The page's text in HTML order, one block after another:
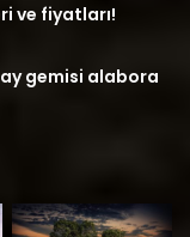
ve fiyatları!
gemisi alabora